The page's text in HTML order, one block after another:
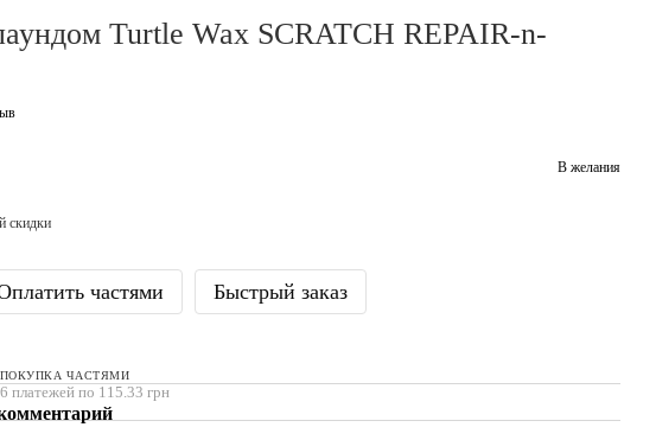
Turtle Wax SCRATCH REPAIR-n-
В желания
скидки
частями Быстрый заказ
ПОКУПКА ЧАСТЯМИ
6 платежей по 115.33 грн